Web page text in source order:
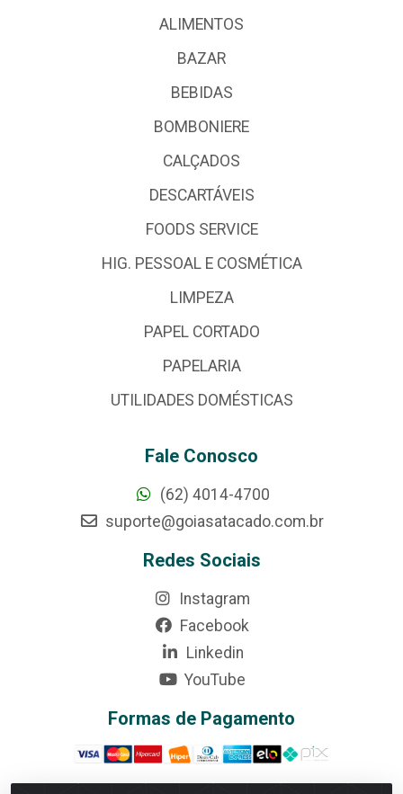
ALIMENTOS
BAZAR
BEBIDAS
BOMBONIERE
CALÇADOS
DESCARTÁVEIS
FOODS SERVICE
HIG. PESSOAL E COSMÉTICA
LIMPEZA
PAPEL CORTADO
PAPELARIA
UTILIDADES DOMÉSTICAS
Fale Conosco
(62) 4014-4700
suporte@goiasatacado.com.br
Redes Sociais
Instagram
Facebook
Linkedin
YouTube
Formas de Pagamento